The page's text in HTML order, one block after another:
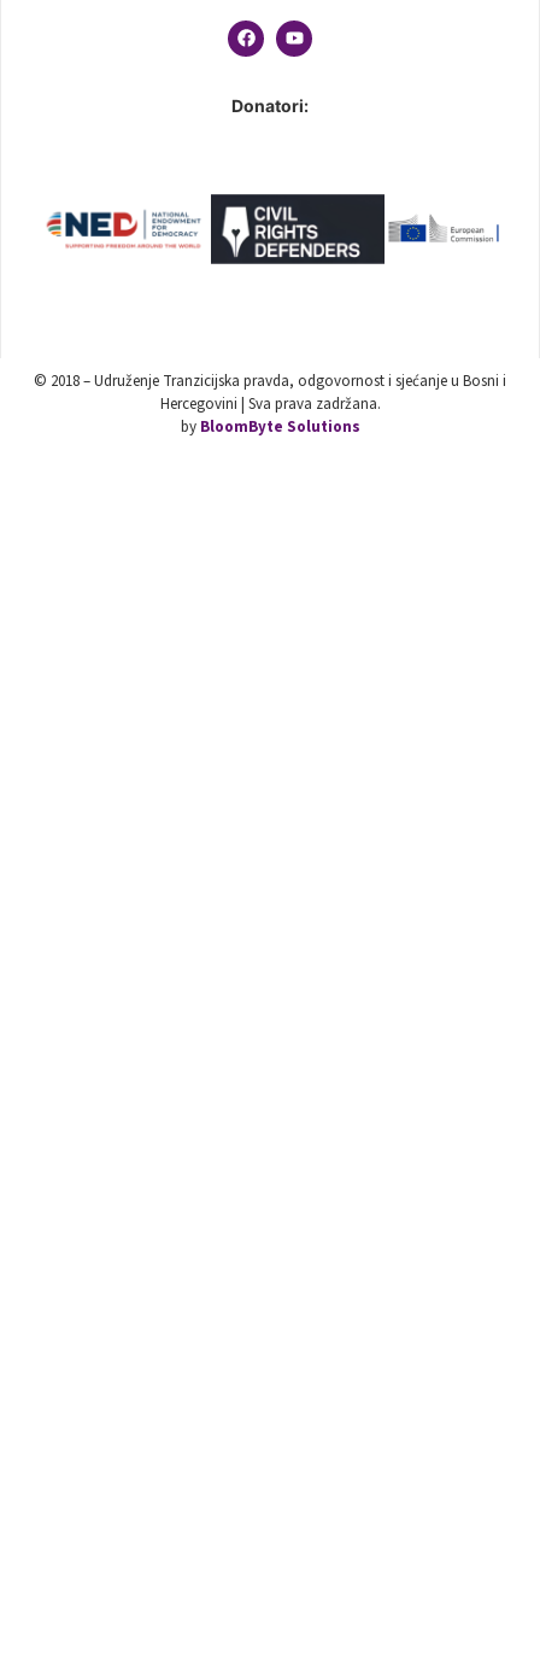
Donatori:
© 2018 – Udruženje Tranzicijska pravda, odgovornost i sjećanje u Bosni i
Hercegovini | Sva prava zadržana.
by BloomByte Solutions